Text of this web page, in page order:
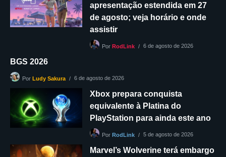
apresentação estendida em 27
de agosto; veja horário e onde
assistir
Por RodLink 6 de agosto de 2026
BGS 2026
Por Ludy Sakura 6 de agosto de 2026
Xbox prepara conquista
equivalente à Platina do
PlayStation para ainda este ano
Por RodLink 5 de agosto de 2026
Marvel’s Wolverine terá embargo